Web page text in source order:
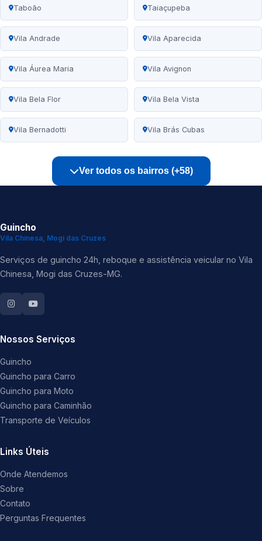
Taboão Taiaçupeba
Vila Andrade Vila Aparecida
Vila Áurea Maria Vila Avignon
Vila Bela Flor Vila Bela Vista
Vila Bernadotti Vila Brás Cubas
Ver todos os bairros (+58)
Guincho
Vila Chinesa, Mogi das Cruzes
Serviços de guincho 24h, reboque e assistência veicular no Vila
Chinesa, Mogi das Cruzes-MG.
Nossos Serviços
Guincho
Guincho para Carro
Guincho para Moto
Guincho para Caminhão
Transporte de Veículos
Links Úteis
Onde Atendemos
Sobre
Contato
Perguntas Frequentes